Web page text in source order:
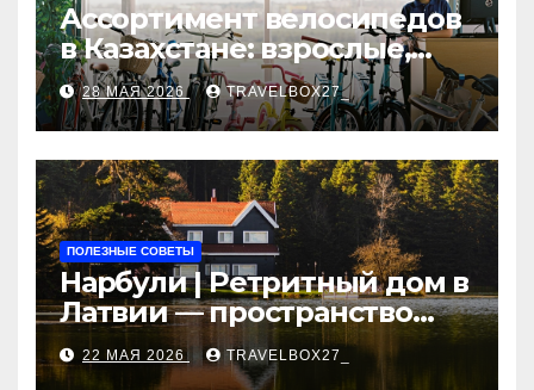
Ассортимент велосипедов
в Казахстане: взрослые,
детские и городские
модели, ценовые
категории и варианты
рассрочки
28 МАЯ 2026 TRAVELBOX27_
ПОЛЕЗНЫЕ СОВЕТЫ
Нарбули | Ретритный дом в
Латвии — пространство
для саморазвития и
восстановления
22 МАЯ 2026 TRAVELBOX27_